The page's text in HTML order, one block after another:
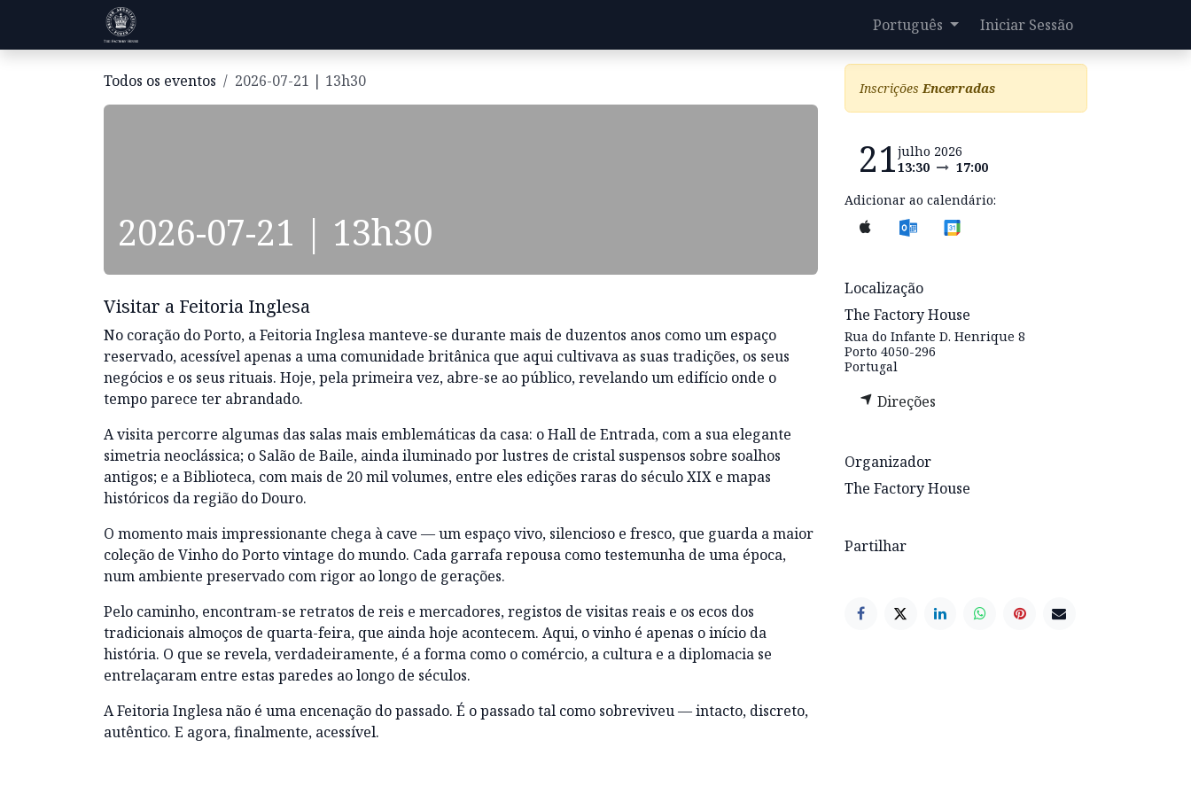
Pular para o conteúdo
Português Iniciar Sessão
Todos os eventos 2026-07-21 | 13h30
2026-07-21 | 13h30
Visitar a Feitoria Inglesa
No coração do Porto, a Feitoria Inglesa manteve-se durante mais de duzentos anos como um espaço
reservado, acessível apenas a uma comunidade britânica que aqui cultivava as suas tradições, os seus
negócios e os seus rituais. Hoje, pela primeira vez, abre-se ao público, revelando um edifício onde o
tempo parece ter abrandado.
A visita percorre algumas das salas mais emblemáticas da casa: o Hall de Entrada, com a sua elegante
simetria neoclássica; o Salão de Baile, ainda iluminado por lustres de cristal suspensos sobre soalhos
antigos; e a Biblioteca, com mais de 20 mil volumes, entre eles edições raras do século XIX e mapas
históricos da região do Douro.
O momento mais impressionante chega à cave — um espaço vivo, silencioso e fresco, que guarda a maior
coleção de Vinho do Porto vintage do mundo. Cada garrafa repousa como testemunha de uma época,
num ambiente preservado com rigor ao longo de gerações.
Pelo caminho, encontram-se retratos de reis e mercadores, registos de visitas reais e os ecos dos
tradicionais almoços de quarta-feira, que ainda hoje acontecem. Aqui, o vinho é apenas o início da
história. O que se revela, verdadeiramente, é a forma como o comércio, a cultura e a diplomacia se
entrelaçaram entre estas paredes ao longo de séculos.
A Feitoria Inglesa não é uma encenação do passado. É o passado tal como sobreviveu — intacto, discreto,
autêntico. E agora, finalmente, acessível.
InscriçõesEncerradas
21julho 2026
13:30
17:00
Adicionar ao calendário:
Localização
The Factory House
Rua do Infante D. Henrique 8
Porto 4050-296
Portugal
Direções
Organizador
The Factory House
Partilhar